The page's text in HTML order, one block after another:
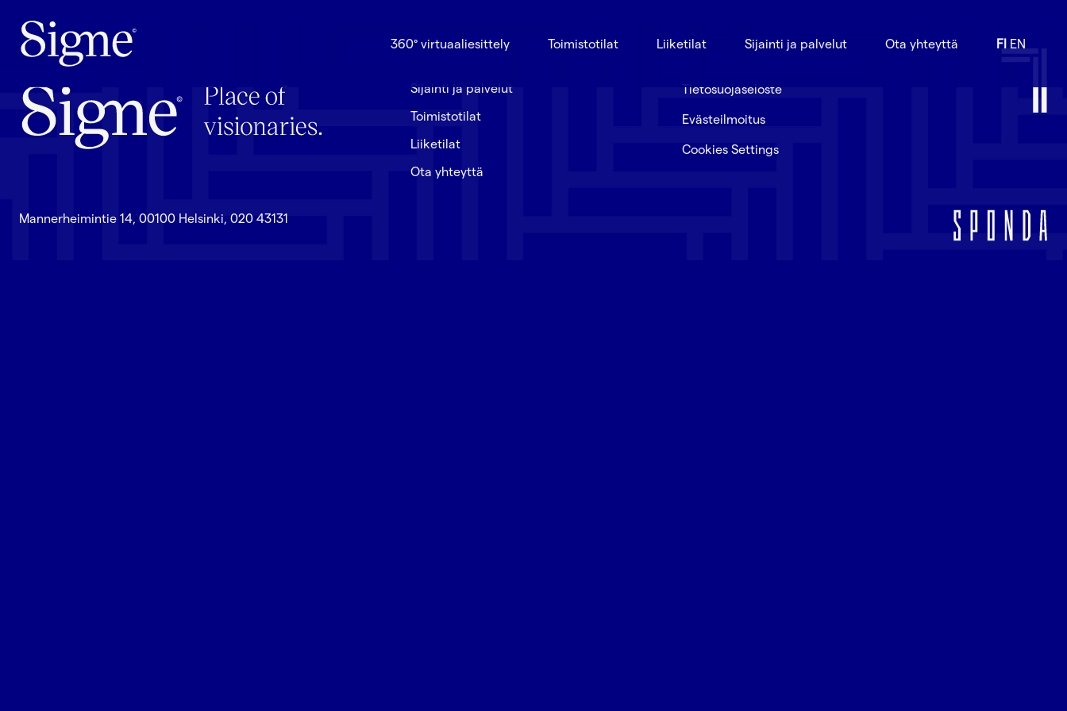
360° virtuaaliesittely Toimistotilat Liiketilat Sijainti ja palvelut Ota yhteyttä FI EN
Sijainti ja palvelut
Toimistotilat
Liiketilat
Ota yhteyttä
Tietosuojaseloste
Evästeilmoitus
Cookies Settings
Mannerheimintie 14, 00100 Helsinki, 020 43131